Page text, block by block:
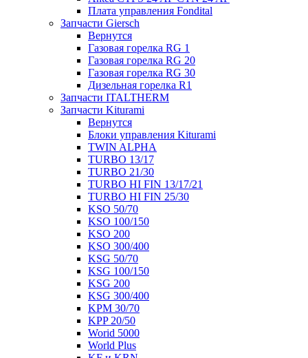
Плата управления Fondital
Запчасти Giersch
Вернутся
Газовая горелка RG 1
Газовая горелка RG 20
Газовая горелка RG 30
Дизельная горелка R1
Запчасти ITALTHERM
Запчасти Kiturami
Вернутся
Блоки управления Kiturami
TWIN ALPHA
TURBO 13/17
TURBO 21/30
TURBO HI FIN 13/17/21
TURBO HI FIN 25/30
KSO 50/70
KSO 100/150
KSO 200
KSO 300/400
KSG 50/70
KSG 100/150
KSG 200
KSG 300/400
KPM 30/70
KPP 20/50
Worid 5000
World Plus